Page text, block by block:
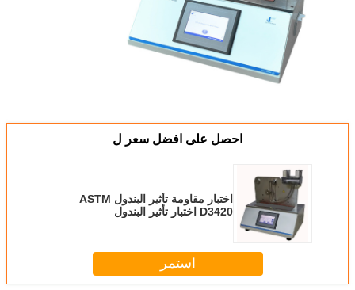
احصل على افضل سعر ل
اختبار مقاومة تأثير البندول ASTM
D3420 اختبار تأثير البندول
استمر